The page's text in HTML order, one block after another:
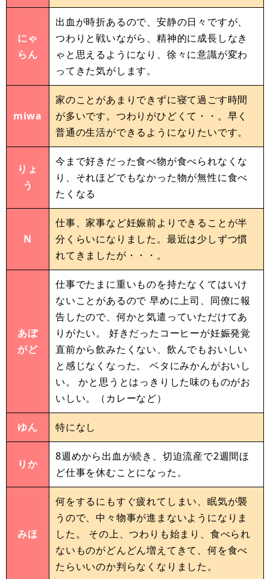
にゃ
らん
出血が時折あるので、安静の日々ですが、
つわりと戦いながら、精神的に成長しなき
ゃと思えるようになり、徐々に意識が変わ
ってきた気がします。
miwa
家のことがあまりできずに寝て過ごす時間
が多いです。つわりがひどくて・・。早く
普通の生活ができるようになりたいです。
りょ
う
今まで好きだった食べ物が食べられなくな
り、それほどでもなかった物が無性に食べ
たくなる
N
仕事、家事など妊娠前よりできることが半
分くらいになりました。最近は少しずつ慣
れてきましたが・・・。
あぼ
がど
仕事でたまに重いものを持たなくてはいけ
ないことがあるので 早めに上司、同僚に報
告したので、何かと気遣っていただけてあ
りがたい。 好きだったコーヒーが妊娠発覚
直前から飲みたくない、飲んでもおいしい
と感じなくなった。 ベタにみかんがおいし
い。 かと思うとはっきりした味のものがお
いしい。（カレーなど）
ゆん 特になし
りか
8週めから出血が続き、切迫流産で2週間ほ
ど仕事を休むことになった。
みほ
何をするにもすぐ疲れてしまい、眠気が襲
うので、中々物事が進まないようになりま
した。 その上、つわりも始まり、食べられ
ないものがどんどん増えてきて、何を食べ
たらいいのか判らなくなりました。